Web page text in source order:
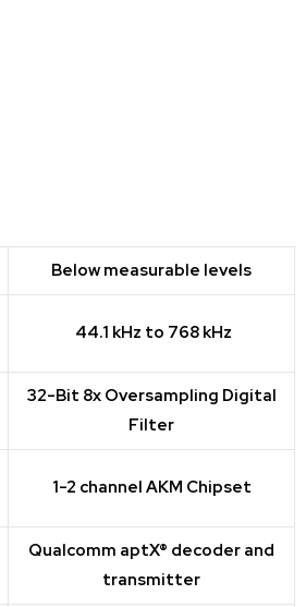
Below measurable levels
44.1 kHz to 768 kHz
32-Bit 8x Oversampling Digital
Filter
1-2 channel AKM Chipset
Qualcomm aptX® decoder and
transmitter